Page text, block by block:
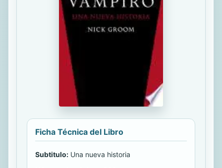
Ficha Técnica del Libro
Subtitulo: Una nueva historia